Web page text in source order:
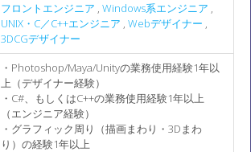
フロントエンジニア , Windows系エンジニア ,
UNIX・C／C++エンジニア , Webデザイナー ,
3DCGデザイナー
・Photoshop/Maya/Unityの業務使用経験1年以
上（デザイナー経験）
・C#、もしくはC++の業務使用経験1年以上
（エンジニア経験）
・グラフィック周り（描画まわり・3Dまわ
り）の経験1年以上